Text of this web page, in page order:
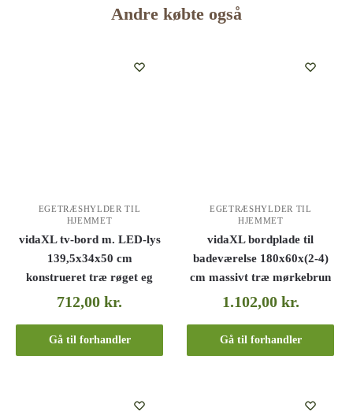
Andre købte også
EGETRÆSHYLDER TIL
HJEMMET
vidaXL tv-bord m. LED-lys
139,5x34x50 cm
konstrueret træ røget eg
712,00kr.
Gå til forhandler
EGETRÆSHYLDER TIL
HJEMMET
vidaXL bordplade til
badeværelse 180x60x(2-4)
cm massivt træ mørkebrun
1.102,00 kr.
Gå til forhandler